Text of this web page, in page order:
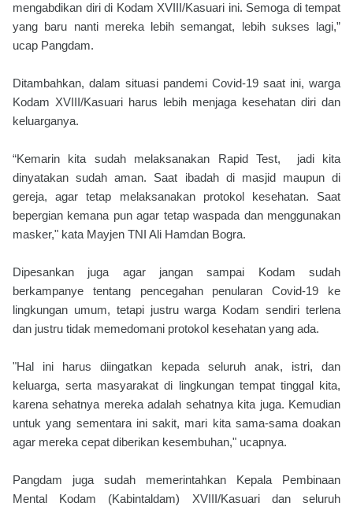
mengabdikan diri di Kodam XVIII/Kasuari ini. Semoga di tempat
yang baru nanti mereka lebih semangat, lebih sukses lagi,”
ucap Pangdam.
Ditambahkan, dalam situasi pandemi Covid-19 saat ini, warga
Kodam XVIII/Kasuari harus lebih menjaga kesehatan diri dan
keluarganya.
“Kemarin kita sudah melaksanakan Rapid Test, jadi kita
dinyatakan sudah aman. Saat ibadah di masjid maupun di
gereja, agar tetap melaksanakan protokol kesehatan. Saat
bepergian kemana pun agar tetap waspada dan menggunakan
masker," kata Mayjen TNI Ali Hamdan Bogra.
Dipesankan juga agar jangan sampai Kodam sudah
berkampanye tentang pencegahan penularan Covid-19 ke
lingkungan umum, tetapi justru warga Kodam sendiri terlena
dan justru tidak memedomani protokol kesehatan yang ada.
"Hal ini harus diingatkan kepada seluruh anak, istri, dan
keluarga, serta masyarakat di lingkungan tempat tinggal kita,
karena sehatnya mereka adalah sehatnya kita juga. Kemudian
untuk yang sementara ini sakit, mari kita sama-sama doakan
agar mereka cepat diberikan kesembuhan," ucapnya.
Pangdam juga sudah memerintahkan Kepala Pembinaan
Mental Kodam (Kabintaldam) XVIII/Kasuari dan seluruh